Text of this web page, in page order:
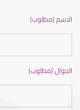
الاسم (مطلوب)
الجوال (مطلوب)